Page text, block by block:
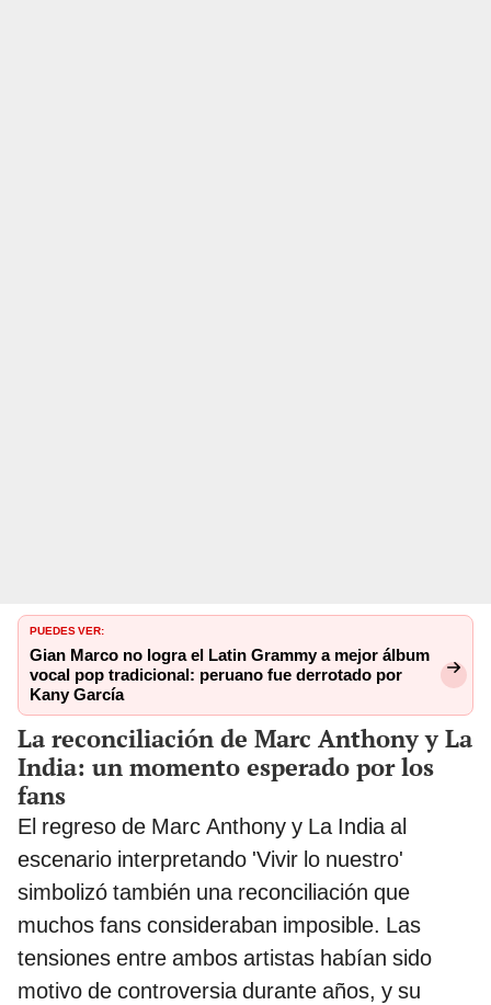
PUEDES VER:
Gian Marco no logra el Latin Grammy a mejor álbum
vocal pop tradicional: peruano fue derrotado por
Kany García
La reconciliación de Marc Anthony y La
India: un momento esperado por los
fans
El regreso de Marc Anthony y La India al
escenario interpretando 'Vivir lo nuestro'
simbolizó también una reconciliación que
muchos fans consideraban imposible. Las
tensiones entre ambos artistas habían sido
motivo de controversia durante años, y su